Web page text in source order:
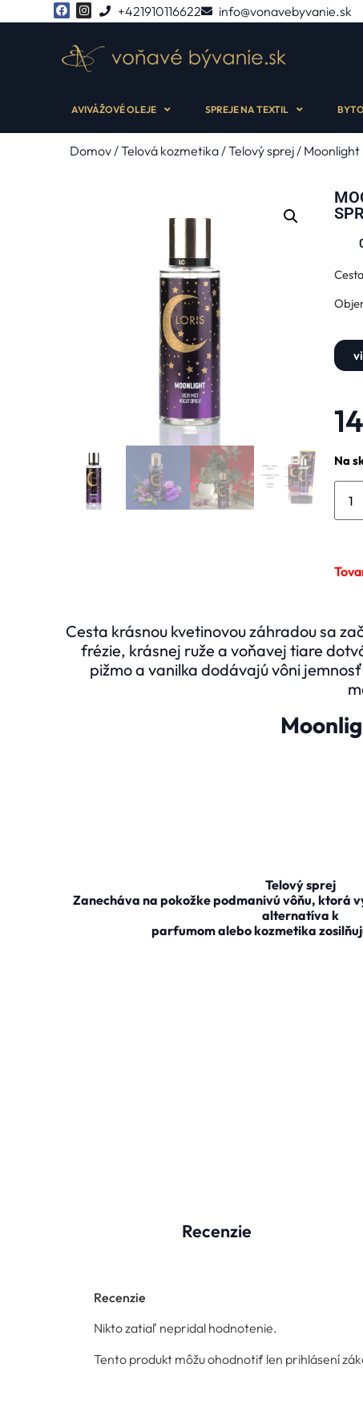
+421910116622 info@vonavebyvanie.sk
AVIVÁŽOVÉ OLEJE SPREJE NA TEXTIL
Domov/Telová kozmetika/Telový sprej/ Moonlight
Na
Cesta krásnou kvetinovou záhradou sa
frézie, krásnej ruže a voňavej tiare
pižmo a vanilka dodávajú vôni
Telový sprej
Zanecháva na pokožke podmanivú vôňu, ktorá
alternatíva k
parfumom alebo kozmetika
Recenzie
Recenzie
Nikto zatiaľ nepridal hodnotenie.
Tento produkt môžu ohodnotiť len prihlásení